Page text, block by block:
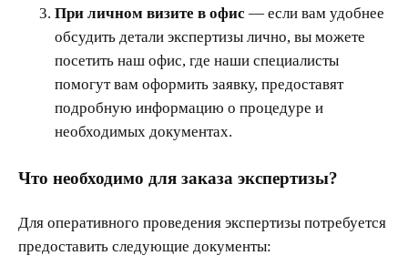
При личном визите в офис — если вам удобнее
обсудить детали экспертизы лично, вы можете
посетить наш офис, где наши специалисты
помогут вам оформить заявку, предоставят
подробную информацию о процедуре и
необходимых документах.
Что необходимо для заказа экспертизы?
Для оперативного проведения экспертизы потребуется
предоставить следующие документы: